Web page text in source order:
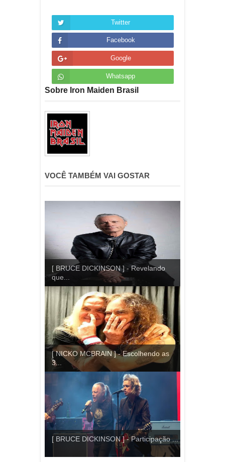
Twitter
Facebook
Google
Whatsapp
Sobre Iron Maiden Brasil
VOCÊ TAMBÉM VAI GOSTAR
[ BRUCE DICKINSON ] - Revelando
que...
[ NICKO MCBRAIN ] - Escolhendo as
3...
[ BRUCE DICKINSON ] - Participação ...